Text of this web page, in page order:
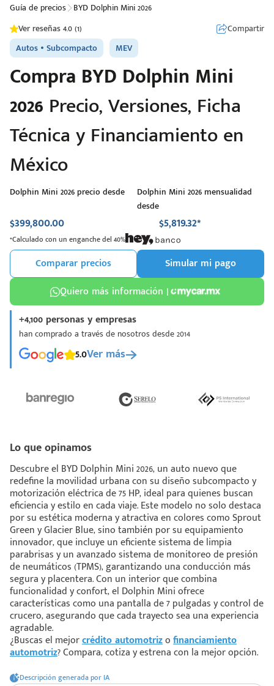
Guía de precios BYD Dolphin Mini 2026
Compartir
Ver reseñas 4.0 (1)
Autos
Subcompacto MEV
Compra BYD Dolphin Mini
2026 Precio, Versiones, Ficha
Técnica y Financiamiento en
México
Lo que opinamos
Descubre el BYD Dolphin Mini 2026, un auto nuevo que
redefine la movilidad urbana con su diseño subcompacto y
motorización eléctrica de 75 HP, ideal para quienes buscan
eficiencia y estilo en cada viaje. Este modelo no solo destaca
por su estética moderna y atractiva en colores como Sprout
Green y Glacier Blue, sino también por su equipamiento
innovador, que incluye un eficiente sistema de limpia
parabrisas y un avanzado sistema de monitoreo de presión
de neumáticos (TPMS), garantizando una conducción más
segura y placentera. Con un interior que combina
funcionalidad y confort, el Dolphin Mini ofrece
características como una pantalla de 7 pulgadas y control de
crucero, asegurando que cada trayecto sea una experiencia
agradable.
¿Buscas el mejorcrédito automotrizofinanciamiento
automotriz? Compara, cotiza y estrena con la mejor opción.
Descripción generada por IA
Dolphin Mini 2026 precio desde
$399,800.00
Dolphin Mini 2026 mensualidad
desde
$5,819.32*
*Calculado con un enganche del 40%
Comparar precios
Simular mi pago
Quiero más información |
+4,100 personas y empresas
han comprado a través de nosotros desde 2014
5.0Ver más
¡Espera!
enviar tu cotización
conozcas nuestro
asesor te guiará
más
estoy viendo 😀